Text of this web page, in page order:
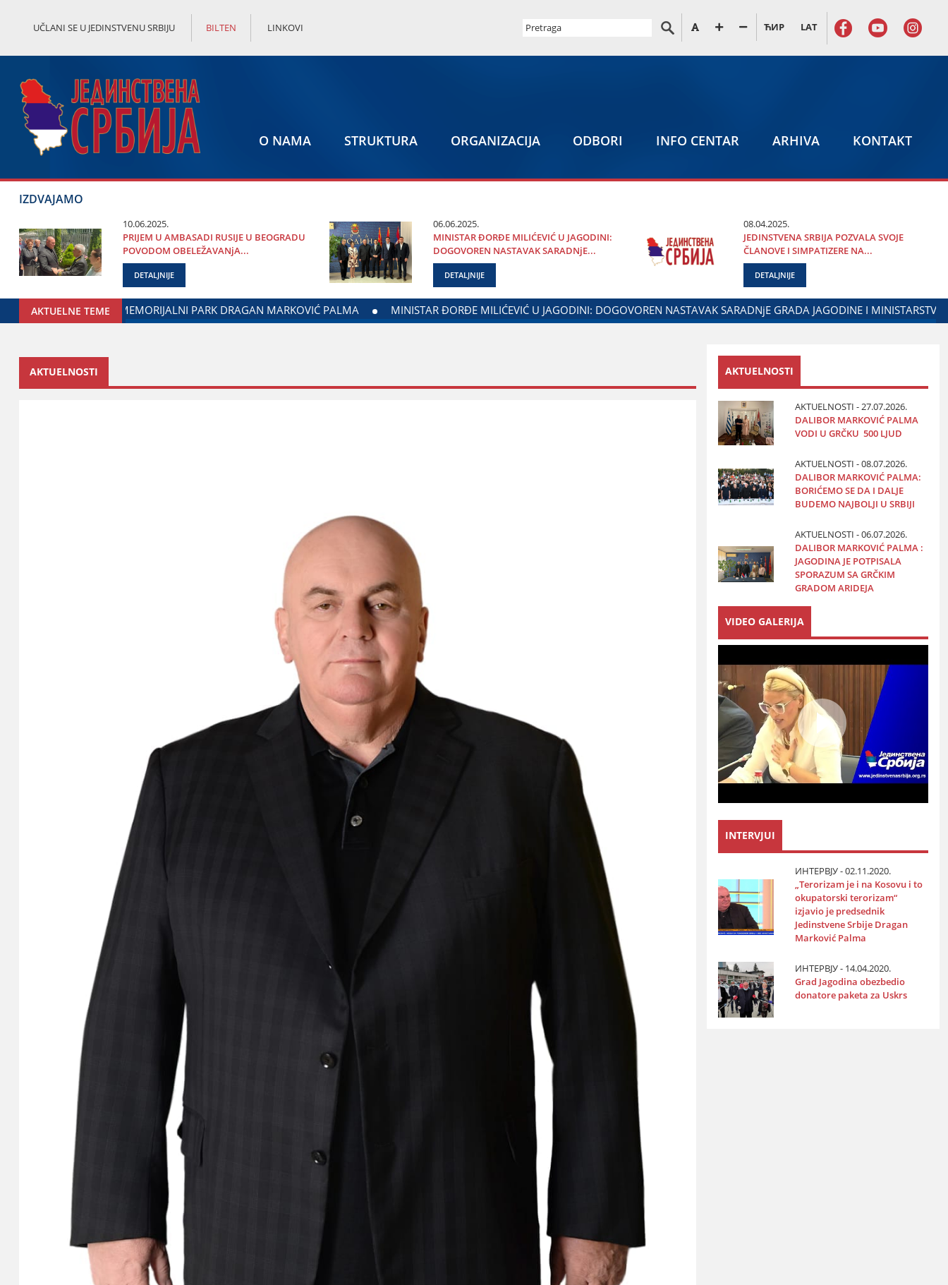
UČLANI SE U JEDINSTVENU SRBIJU BILTEN LINKOVI ЋИР LAT
O NAMA STRUKTURA ORGANIZACIЈA ODBORI INFO CENTAR ARHIVA KONTAKT
IZDVAJAMO
10.06.2025.
PRIЈEM U AMBASADI RUSIЈE U BEOGRADU
POVODOM OBELEŽAVANjA...
DETALJNIJE
06.06.2025.
MINISTAR ĐORĐE MILIĆEVIĆ U ЈAGODINI:
DOGOVOREN NASTAVAK SARADNjE...
DETALJNIJE
08.04.2025.
ЈEDINSTVENA SRBIЈA POZVALA SVOЈE
ČLANOVE I SIMPATIZERE NA...
DETALJNIJE
AKTUELNE TEME
DOGOVOREN NASTAVAK SARADNjE GRADA ЈAGODINE I MINISTARSTVA ZADUŽENOG ZA ODNOSE SA DIЈASPOROM DALIBOR MARKOVIĆ NA OBELEŽAVANjU DANA POLICIЈE I
AKTUELNOSTI AKTUELNOSTI
AKTUELNOSTI - 27.07.2026.
DALIBOR MARKOVIĆ PALMA
VODI U GRČKU 500 LJUD
AKTUELNOSTI - 08.07.2026.
DALIBOR MARKOVIĆ PALMA:
BORIĆEMO SE DA I DALJE
BUDEMO NAJBOLJI U SRBIJI
AKTUELNOSTI - 06.07.2026.
DALIBOR MARKOVIĆ PALMA :
JAGODINA JE POTPISALA
SPORAZUM SA GRČKIM
GRADOM ARIDEJA
VIDEO GALERIJA
INTERVJUI
ИНТЕРВЈУ - 02.11.2020.
„Terorizam јe i na Kosovu i to
okupatorski terorizam“
izјavio јe predsednik
Јedinstvene Srbiјe Dragan
Marković Palma
ИНТЕРВЈУ - 14.04.2020.
Grad Јagodina obezbedio
donatore paketa za Uskrs